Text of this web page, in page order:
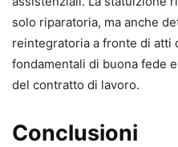
solo riparatoria, ma anche
reintegratoria a fronte di atti
fondamentali di buona fede
del contratto di lavoro.
Conclusioni